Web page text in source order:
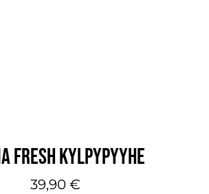
FRESH KYLPYPYYHE
39,90 €